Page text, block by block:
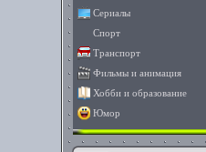
Сериалы
Спорт
Транспорт
Фильмы и анимация
Хобби и образование
Юмор